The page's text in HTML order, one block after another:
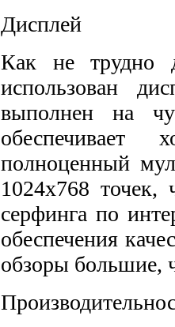
Дисплей
Как не трудно
использован
выполнен на
полноценный
1024х768 точек,
серфинга по
обеспечения
обзоры большие,